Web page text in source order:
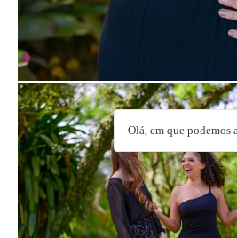
Olá, em que podemos